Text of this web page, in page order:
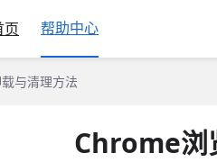
页 帮助中心
与清理方法
Chrome浏